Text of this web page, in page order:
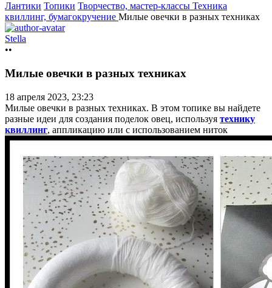
Лантики Топики Творчество, мастер-классы Техника
квиллинг, бумагокручение Милые овечки в разных техниках
Stella
••
Милые овечки в разных техниках
18 апреля 2023, 23:23
Милые овечки в разных техниках. В этом топике вы найдете
разные идеи для создания поделок овец, используя технику
квиллинг, аппликацию или с использованием ниток